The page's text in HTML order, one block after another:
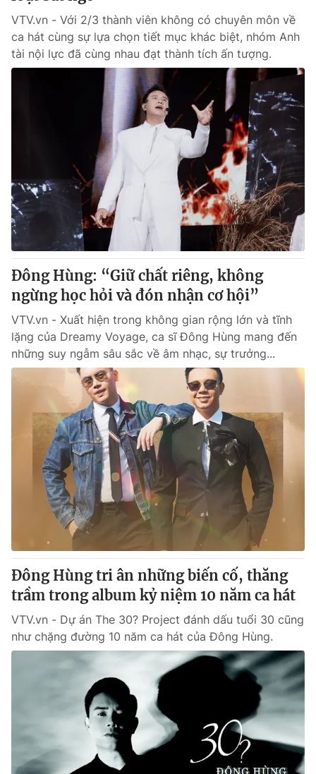
Nhân vật
Khán giả
Điện ảnh
Âm nhạc
Đời sống
Du lịch
Chất lượng cuộc sống
Giáo dục
Hitech Công nghệ tương lai
Thị trường
Tư vấn
Giao lưu trực tuyến
Lịch phát sóng
Chuyên mục khác
Emagazine Podcast
Photo Infographic
Video Shorts video
VTV Money VTV Thể thao
VTV Sức khoẻ Bất động sản
Thị trường 24h Tấm lòng Việt
Vươn mình bằng AI
VTV9 VTV8
Liên hệ tòa soạn English
THỜI BÁO VTV
Theo dõi báo trên
Cơ quan chủ quản:Đài Truyền hình Việt Nam
Cơ quan báo chí: Thời báo VTV
VTV.vn - Với 2/3 thành viên không có chuyên môn về
ca hát cùng sự lựa chọn tiết mục khác biệt, nhóm Anh
tài nội lực đã cùng nhau đạt thành tích ấn tượng.
Đông Hùng: “Giữ chất riêng, không
ngừng học hỏi và đón nhận cơ hội”
VTV.vn - Xuất hiện trong không gian rộng lớn và tĩnh
lặng của Dreamy Voyage, ca sĩ Đông Hùng mang đến
những suy ngẫm sâu sắc về âm nhạc, sự trưởng...
Đông Hùng tri ân những biến cố, thăng
trầm trong album kỷ niệm 10 năm ca hát
VTV.vn - Dự án The 30? Project đánh dấu tuổi 30 cũng
như chặng đường 10 năm ca hát của Đông Hùng.